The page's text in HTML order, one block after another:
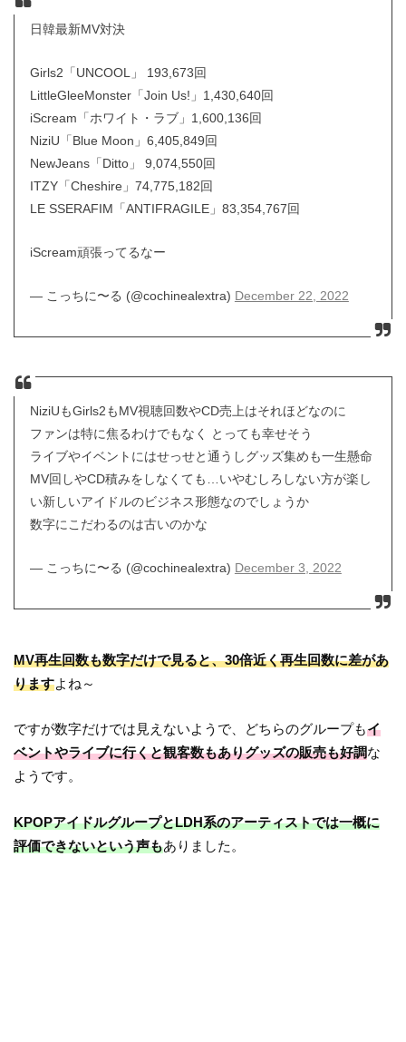
日韓最新MV対決
Girls2「UNCOOL」 193,673回
LittleGleeMonster「Join Us!」1,430,640回
iScream「ホワイト・ラブ」1,600,136回
NiziU「Blue Moon」6,405,849回
NewJeans「Ditto」 9,074,550回
ITZY「Cheshire」74,775,182回
LE SSERAFIM「ANTIFRAGILE」83,354,767回
iScream頑張ってるなー
— こっちに〜る (@cochinealextra) December 22, 2022
NiziUもGirls2もMV視聴回数やCD売上はそれほどなのに
ファンは特に焦るわけでもなく とっても幸せそう
ライブやイベントにはせっせと通うしグッズ集めも一生懸命
MV回しやCD積みをしなくても…いやむしろしない方が楽し
い新しいアイドルのビジネス形態なのでしょうか
数字にこだわるのは古いのかな
— こっちに〜る (@cochinealextra) December 3, 2022
MV再生回数も数字だけで見ると、30倍近く再生回数に差があ
りますよね～
ですが数字だけでは見えないようで、どちらのグループもイ
ベントやライブに行くと観客数もありグッズの販売も好調な
ようです。
KPOPアイドルグループとLDH系のアーティストでは一概に
評価できないという声もありました。